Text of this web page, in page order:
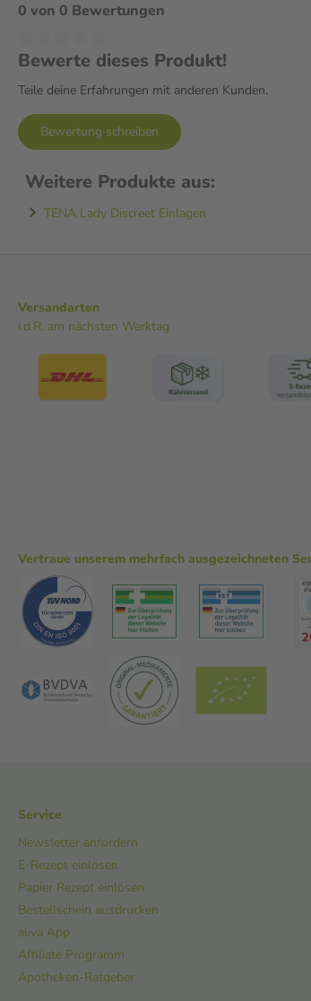
0 von 0 Bewertungen
Bewerte dieses Produkt!
Teile deine Erfahrungen mit anderen Kunden.
Bewertung schreiben
Weitere Produkte aus:
TENA Lady Discreet Einlagen
Versandarten
i.d.R. am nächsten Werktag
Vertraue unserem mehrfach ausgezeichneten
Service
Newsletter anfordern
E-Rezept einlösen
Papier Rezept einlösen
Bestellschein ausdrucken
aliva App
Affiliate Programm
Apotheken-Ratgeber